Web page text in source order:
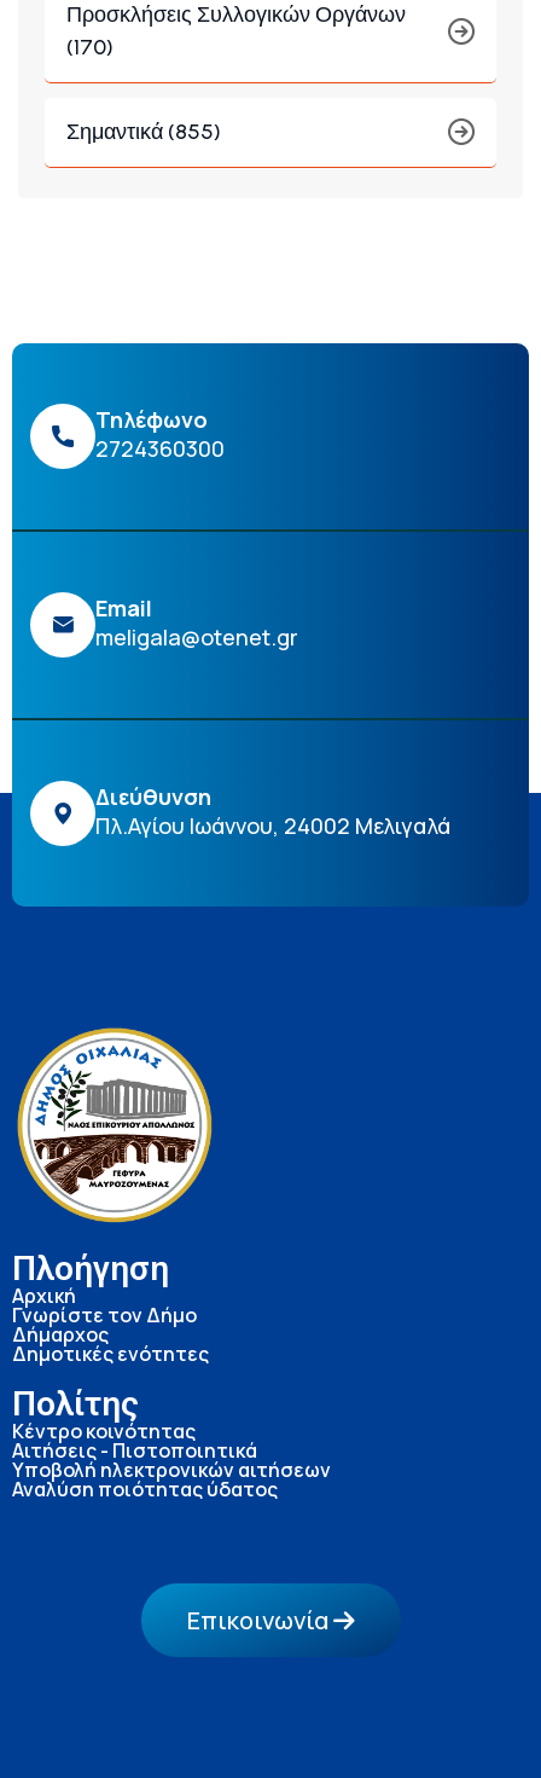
Προσκλήσεις Συλλογικών Οργάνων
(170)
Σημαντικά (855)
Τηλέφωνο
2724360300
Email
meligala@otenet.gr
Διεύθυνση
Πλ.Αγίου Ιωάννου, 24002 Μελιγαλά
Πλοήγηση
Αρχική
Γνωρίστε τον Δήμο
Δήμαρχος
Δημοτικές ενότητες
Πολίτης
Κέντρο κοινότητας
Αιτήσεις - Πιστοποιητικά
Υποβολή ηλεκτρονικών αιτήσεων
Αναλύση ποιότητας ύδατος
Επικοινωνία